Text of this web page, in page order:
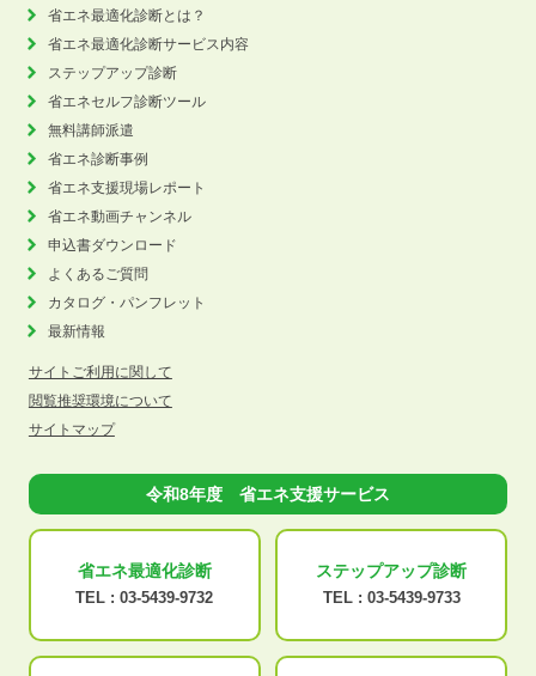
省エネ最適化診断とは？
省エネ最適化診断サービス内容
ステップアップ診断
省エネセルフ診断ツール
無料講師派遣
省エネ診断事例
省エネ支援現場レポート
省エネ動画チャンネル
申込書ダウンロード
よくあるご質問
カタログ・パンフレット
最新情報
サイトご利用に関して
閲覧推奨環境について
サイトマップ
令和8年度 省エネ支援サービス
省エネ最適化診断
TEL : 03-5439-9732
ステップアップ診断
TEL : 03-5439-9733